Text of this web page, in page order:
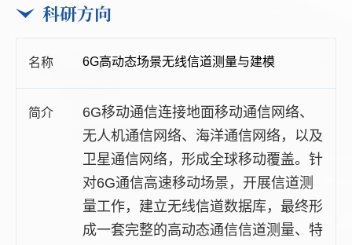
科研方向
6G高动态场景无线信道测量与建模
6G移动通信连接地面移动通信网络、
无人机通信网络、海洋通信网络，以及
卫星通信网络，形成全球移动覆盖。针
对6G通信高速移动场景，开展信道测
量工作，建立无线信道数据库，最终形
成一套完整的高动态通信信道测量、特